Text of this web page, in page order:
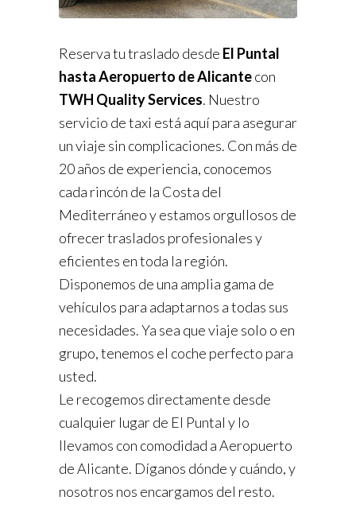
Reserva tu traslado desde El Puntal
hasta Aeropuerto de Alicantecon
TWH Quality Services. Nuestro
servicio de taxi está aquí para asegurar
un viaje sin complicaciones. Con más de
20 años de experiencia, conocemos
cada rincón de la Costa del
Mediterráneo y estamos orgullosos de
ofrecer traslados profesionales y
eficientes en toda la región.
Disponemos de una amplia gama de
vehículos para adaptarnos a todas sus
necesidades. Ya sea que viaje solo o en
grupo, tenemos el coche perfecto para
usted.
Le recogemos directamente desde
cualquier lugar de El Puntal y lo
llevamos con comodidad a Aeropuerto
de Alicante. Díganos dónde y cuándo, y
nosotros nos encargamos del resto.